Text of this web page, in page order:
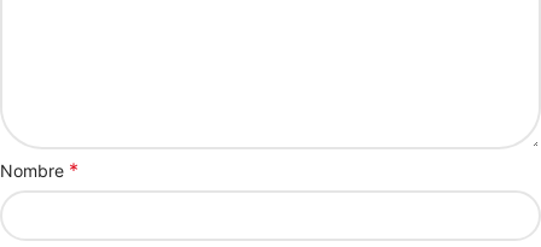
Nombre *